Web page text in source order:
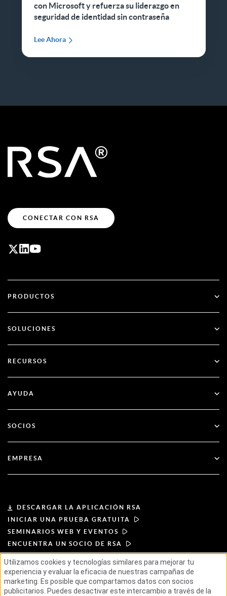
con Microsoft y refuerza su liderazgo en
seguridad de identidad sin contraseña
Lee Ahora
CONECTAR CON RSA
PRODUCTOS
SecurID
SOLUCIONES
Autenticación multifactor
Servicios financieros
RECURSOS
Blog
Documentación
AYUDA
Atención al cliente
SOCIOS
Hágase socio
EMPRESA
Liderazgo
Noticias y prensa
Recursos
Carreras profesionales
DESCARGAR LA APLICACIÓN RSA
INICIAR UNA PRUEBA GRATUITA
SEMINARIOS WEB Y EVENTOS
ENCUENTRA UN SOCIO DE RSA
CONDICIONES DE USO
POLÍTICA DE PRIVACIDAD
ACUERDOS ESTÁNDAR
Utilizamos cookies y tecnologías similares para mejorar tu
experiencia y evaluar la eficacia de nuestras campañas de
marketing. Es posible que compartamos datos con socios
publicitarios. Puedes desactivar este intercambio a través de la